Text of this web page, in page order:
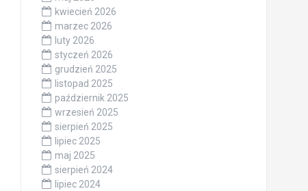
kwiecień 2026
marzec 2026
luty 2026
styczeń 2026
grudzień 2025
listopad 2025
październik 2025
wrzesień 2025
sierpień 2025
lipiec 2025
maj 2025
sierpień 2024
lipiec 2024